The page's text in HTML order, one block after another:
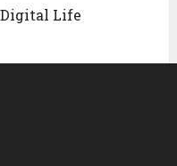
Digital Life